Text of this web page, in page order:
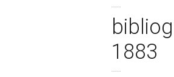
1883